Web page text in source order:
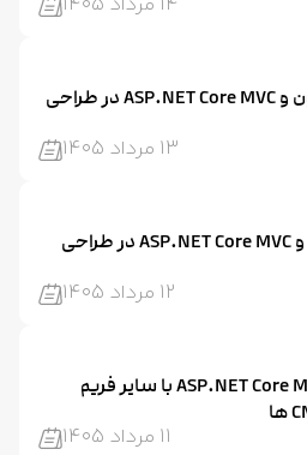
تفاوت پایتون و ASP.NET Core MVC در طراحی
13 مرداد 1405
تفاوت PHP و ASP.NET Core MVC در طراحی
12 مرداد 1405
مقایسه ASP.NET Core MVC با سایر فریم‌
11 مرداد 1405